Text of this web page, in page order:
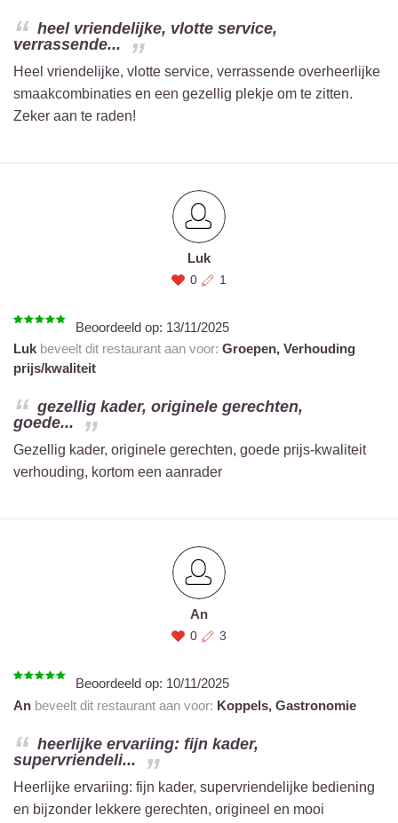
heel vriendelijke, vlotte service,
verrassende...
Heel vriendelijke, vlotte service, verrassende overheerlijke
smaakcombinaties en een gezellig plekje om te zitten.
Zeker aan te raden!
Luk
0 1
Beoordeeld op: 13/11/2025
Luk beveelt dit restaurant aan voor: Groepen, Verhouding
prijs/kwaliteit
gezellig kader, originele gerechten,
goede...
Gezellig kader, originele gerechten, goede prijs-kwaliteit
verhouding, kortom een aanrader
An
0 3
Beoordeeld op: 10/11/2025
An beveelt dit restaurant aan voor: Koppels, Gastronomie
heerlijke ervariing: fijn kader,
supervriendeli...
Heerlijke ervariing: fijn kader, supervriendelijke bediening
en bijzonder lekkere gerechten, origineel en mooi